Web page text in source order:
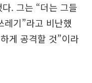
. 그는 “더는 그들
기”라고 비난했
게 공격할 것”이라